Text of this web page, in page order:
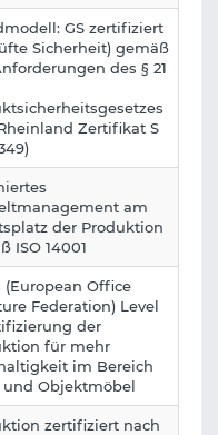
GS zertifiziert
Sicherheit) gemäß
des § 21
Zertifikat S
am
der Produktion
ISO 14001
(European Office
Federation) Level
der
für mehr
im Bereich
und Objektmöbel
zertifiziert nach